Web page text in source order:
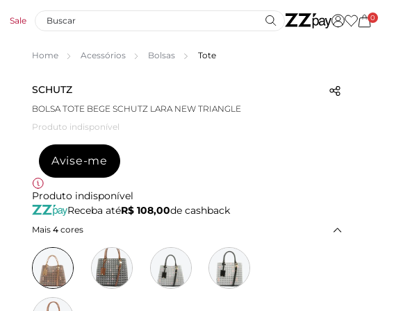
Sale 0
Home Acessórios Bolsas Tote
SCHUTZ
BOLSA TOTE BEGE SCHUTZ LARA NEW TRIANGLE
Produto indisponível
Avise-me
Produto indisponível
Receba atéR$ 108,00de cashback
Mais 4 cores